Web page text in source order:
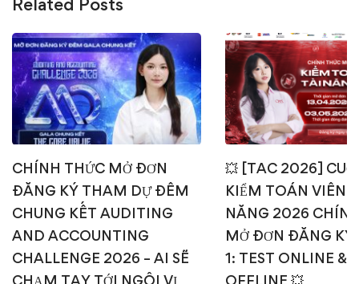
CHÍNH THỨC MỞ ĐƠN
ĐĂNG KÝ THAM DỰ ĐÊM
CHUNG KẾT AUDITING
AND ACCOUNTING
CHALLENGE 2026 – AI SẼ
CHẠM TAY TỚI NGÔI VỊ
💥 [TAC 2026]
KIỂM TOÁN VIÊN
NĂNG 2026
MỞ ĐƠN ĐĂNG KÝ
1: TEST ONLINE &
OFFLINE 💥